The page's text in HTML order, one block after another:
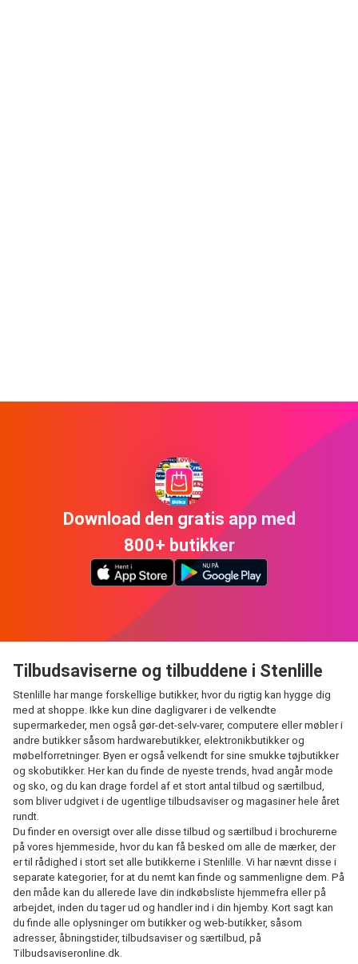
Download den gratis app med
800+ butikker
Tilbudsaviserne og tilbuddene i Stenlille
Stenlille har mange forskellige butikker, hvor du rigtig kan hygge dig
med at shoppe. Ikke kun dine dagligvarer i de velkendte
supermarkeder, men også gør-det-selv-varer, computere eller møbler i
andre butikker såsom hardwarebutikker, elektronikbutikker og
møbelforretninger. Byen er også velkendt for sine smukke tøjbutikker
og skobutikker. Her kan du finde de nyeste trends, hvad angår mode
og sko, og du kan drage fordel af et stort antal tilbud og særtilbud,
som bliver udgivet i de ugentlige tilbudsaviser og magasiner hele året
rundt.
Du finder en oversigt over alle disse tilbud og særtilbud i brochurerne
på vores hjemmeside, hvor du kan få besked om alle de mærker, der
er til rådighed i stort set alle butikkerne i Stenlille. Vi har nævnt disse i
separate kategorier, for at du nemt kan finde og sammenligne dem. På
den måde kan du allerede lave din indkøbsliste hjemmefra eller på
arbejdet, inden du tager ud og handler ind i din hjemby. Kort sagt kan
du finde alle oplysninger om butikker og web-butikker, såsom
adresser, åbningstider, tilbudsaviser og særtilbud, på
Tilbudsaviseronline.dk.